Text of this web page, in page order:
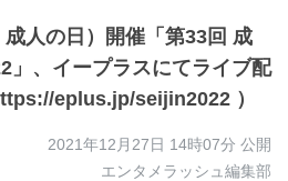
人の日）開催「第33回 成
」、イープラスにてライブ配
eplus.jp/seijin2022 ）
2021年12月27日 14時07分 公開
エンタメラッシュ編集部